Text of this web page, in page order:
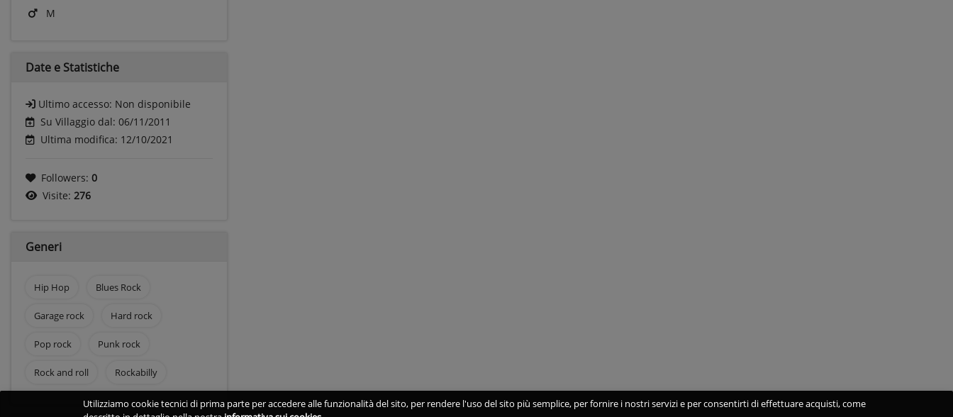
M
Date e Statistiche
Ultimo accesso: Non disponibile
Su Villaggio dal: 06/11/2011
Ultima modifica: 12/10/2021
Followers: 0
Visite: 276
Generi
Hip Hop Blues Rock
Garage rock Hard rock
Pop rock Punk rock
Rock and roll Rockabilly
Utilizziamo cookie tecnici di prima parte per accedere alle funzionalità del sito, per rendere l'uso del sito più semplice, per fornire i nostri servizi e per consentirti di effettuare acquisti, come